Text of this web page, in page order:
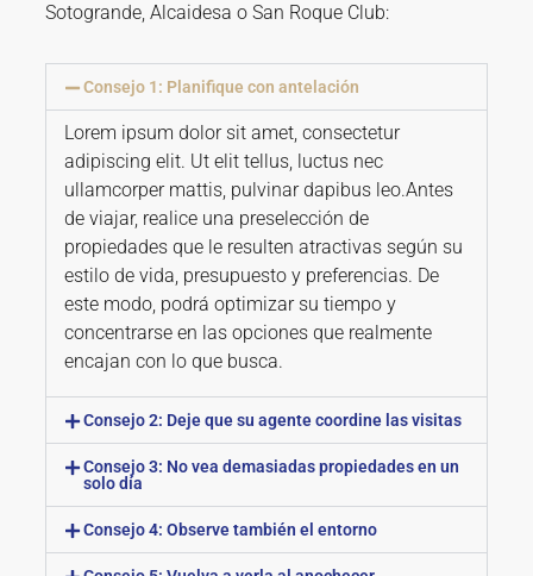
Sotogrande, Alcaidesa o San Roque Club:
Consejo 1: Planifique con antelación
Lorem ipsum dolor sit amet, consectetur
adipiscing elit. Ut elit tellus, luctus nec
ullamcorper mattis, pulvinar dapibus leo.Antes
de viajar, realice una preselección de
propiedades que le resulten atractivas según su
estilo de vida, presupuesto y preferencias. De
este modo, podrá optimizar su tiempo y
concentrarse en las opciones que realmente
encajan con lo que busca.
Consejo 2: Deje que su agente coordine las visitas
Consejo 3: No vea demasiadas propiedades en un
solo día
Consejo 4: Observe también el entorno